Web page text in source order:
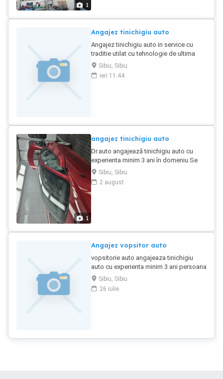
1
Angajez tinichigiu auto
Angajez tinichigiu auto in service cu
traditie utilat cu tehnologie de ultima
generatie Se ofera salariu motivant
incepind cu 6000 luna in mediu de lucru
placut cu program de lucru fix Se cere
Sibiu, Sibiu
ieri 11:44
1
angajez tinichigiu auto
Dr.auto angajează tinichigiu auto cu
experienta minim 3 ani în domeniu.Se
oferă salariu motivant intr un mediu de
lucru profesionist cu program fix intr un
service autorizat și dotat cu tot ce este
Sibiu, Sibiu
2 august
Angajez vopsitor auto
vopsitorie auto angajeaza tinichigiu
auto cu experienta minim 3 ani persoana
serioasa sociabila pt a lucra intr un grup
restrins colectiv tinar.se ofera salariu
motivant in functie de performante
Sibiu, Sibiu
26 iulie